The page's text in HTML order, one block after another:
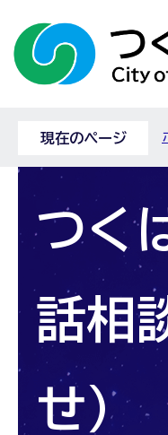
現在のページ
つく
話相
せ）